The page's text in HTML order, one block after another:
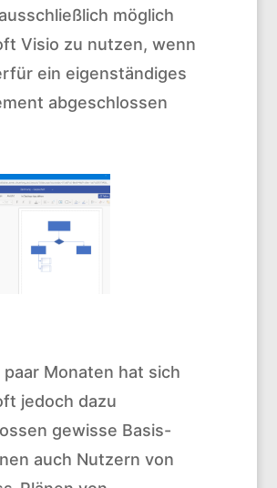
möglich
Visio zu nutzen, wenn
ein eigenständiges
abgeschlossen
paar Monaten hat sich
jedoch dazu
gewisse Basis-
auch Nutzern von